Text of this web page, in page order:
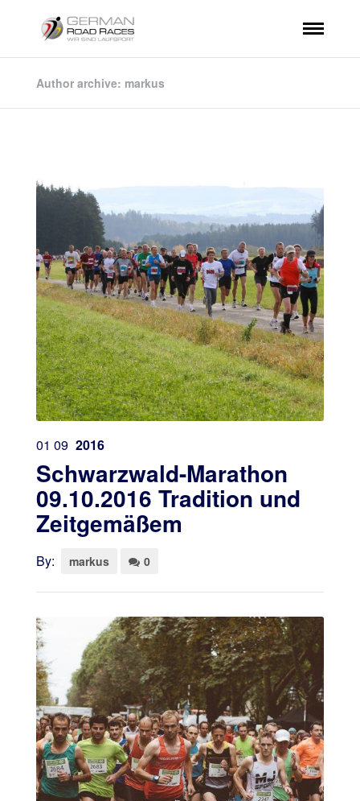
Author archive: markus
01 09 2016
Schwarzwald-Marathon
09.10.2016 Tradition und
Zeitgemäßem
By: markus 0